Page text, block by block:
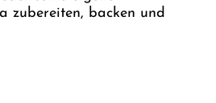
zubereiten, backen und